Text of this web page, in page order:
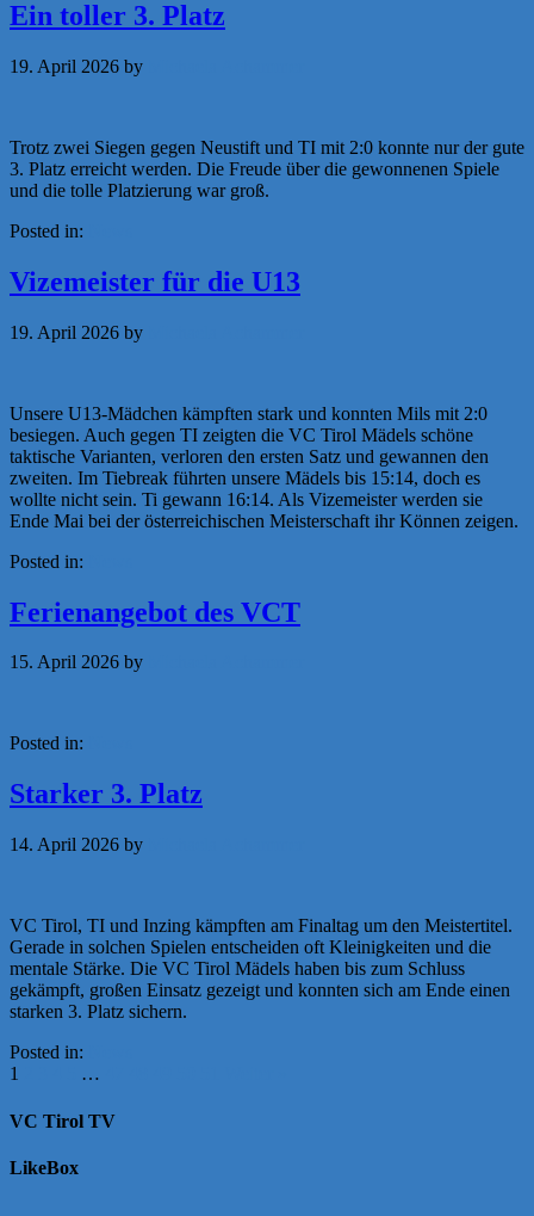
Ein toller 3. Platz
19. April 2026 by
Trotz zwei Siegen gegen Neustift und TI mit 2:0 konnte nur der gute
3. Platz erreicht werden. Die Freude über die gewonnenen Spiele
und die tolle Platzierung war groß.
Posted in:
Vizemeister für die U13
19. April 2026 by
Unsere U13-Mädchen kämpften stark und konnten Mils mit 2:0
besiegen. Auch gegen TI zeigten die VC Tirol Mädels schöne
taktische Varianten, verloren den ersten Satz und gewannen den
zweiten. Im Tiebreak führten unsere Mädels bis 15:14, doch es
wollte nicht sein. Ti gewann 16:14. Als Vizemeister werden sie
Ende Mai bei der österreichischen Meisterschaft ihr Können zeigen.
Posted in:
Ferienangebot des VCT
15. April 2026 by
Posted in:
Starker 3. Platz
14. April 2026 by
VC Tirol, TI und Inzing kämpften am Finaltag um den Meistertitel.
Gerade in solchen Spielen entscheiden oft Kleinigkeiten und die
mentale Stärke. Die VC Tirol Mädels haben bis zum Schluss
gekämpft, großen Einsatz gezeigt und konnten sich am Ende einen
starken 3. Platz sichern.
Posted in:
1
…
VC Tirol TV
LikeBox